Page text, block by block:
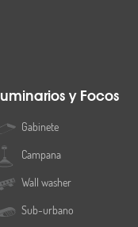
y Focos
Gabinete
Campana
Wall washer
Sub-urbano